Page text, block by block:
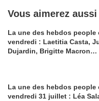
Vous aimerez aussi
La une des hebdos people
vendredi : Laetitia Casta,
Dujardin, Brigitte Macron…
La une des hebdos people
vendredi 31 juillet : Léa